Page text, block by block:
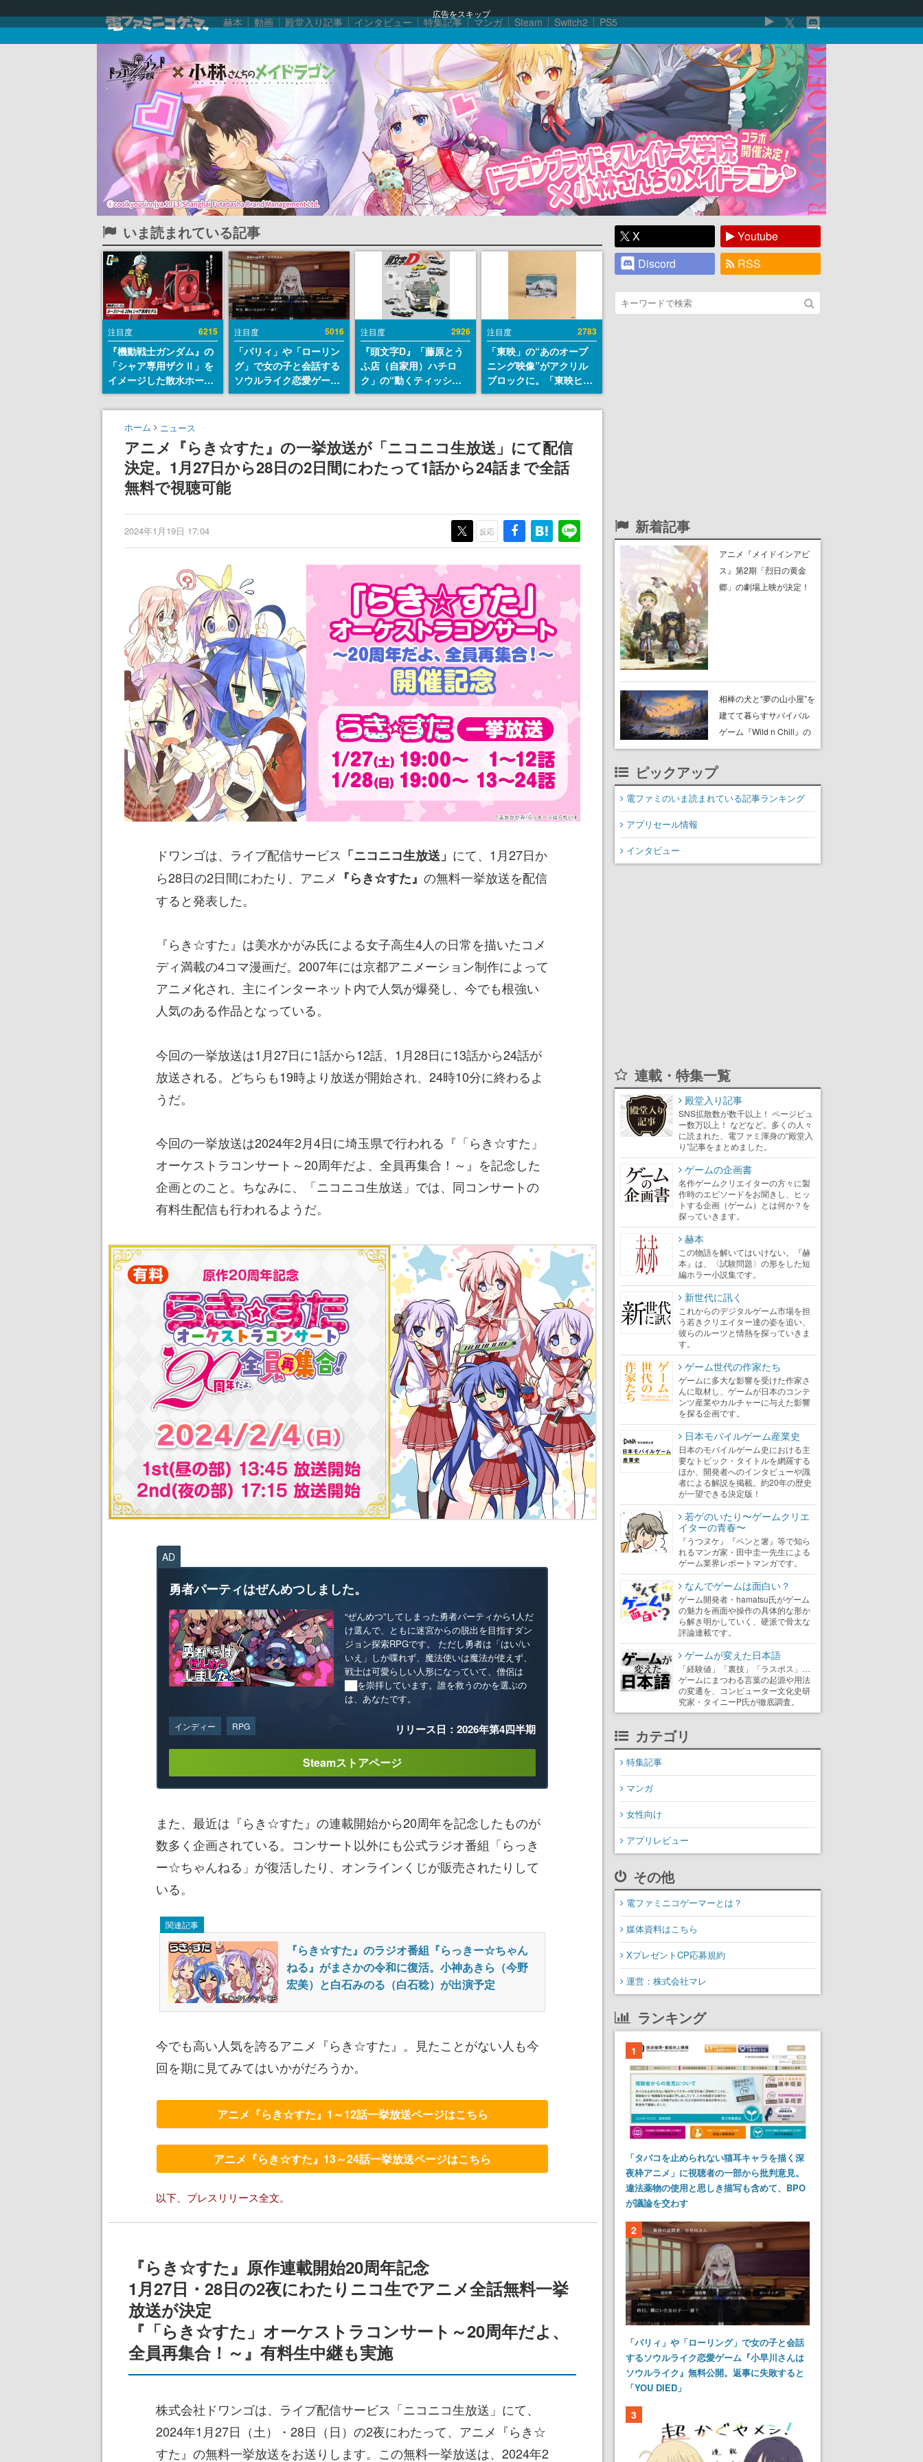
広告をスキップ
赫本 動画 殿堂入り記事 インタビュー 特集記事 マンガ Steam Switch2 PS5
いま読まれている記事
注目度 6215
『機動戦士ガンダム』の
「シャア専用ザクⅡ」を
イメージした散水ホース
リールが予約開始。本体
にはシャアのパーソナル
マークやジオン公国軍の
エンブレム、型式番号な
どを配置
注目度 5016
「パリィ」や「ローリン
グ」で女の子と会話する
ソウルライク恋愛ゲーム
『小早川さんはソウルラ
イク』無料公開。返事に
DIED」
注目度 2926
『頭文字D』「藤原とう
ふ店（自家用）ハチロ
ク」の“動くティッシュ
ケース”が買えるポップ
アップショップが開催
群馬の「イオンモール高
崎」にて、8月11日から8
月20日までの期間限定で
注目度 2783
「東映」の“あのオープ
ニング映像”がアクリル
ブロックに。「東映ヒス
トリカル グッズコレクシ
ョン」が8月下旬より発
ホーム ニュース
アニメ『らき☆すた』の一挙放送が「ニコニコ生放送」にて配信
決定。1月27日から28日の2日間にわたって1話から24話まで全話
無料で視聴可能
2024年1月19日 17:04 反応
ドワンゴは、ライブ配信サービス 「ニコニコ生放送」 にて、1月27日か
ら28日の2日間にわたり、アニメ 『らき☆すた』 の無料一挙放送を配信
すると発表した。
『らき☆すた』は美水かがみ氏による女子高生4人の日常を描いたコメ
ディ満載の4コマ漫画だ。2007年には京都アニメーション制作によって
アニメ化され、主にインターネット内で人気が爆発し、今でも根強い
人気のある作品となっている。
今回の一挙放送は1月27日に1話から12話、1月28日に13話から24話が
放送される。どちらも19時より放送が開始され、24時10分に終わるよ
うだ。
今回の一挙放送は2024年2月4日に埼玉県で行われる『「らき☆すた」
オーケストラコンサート～20周年だよ、全員再集合！～』を記念した
企画とのこと。ちなみに、「ニコニコ生放送」では、同コンサートの
有料生配信も行われるようだ。
AD
勇者パーティはぜんめつしました。
“ぜんめつ”してしまった勇者パーティから1人だ
け選んで、ともに迷宮からの脱出を目指すダン
ジョン探索RPGです。 ただし勇者は「はい/い
いえ」しか喋れず、魔法使いは魔法が使えず、
戦士は可愛らしい人形になっていて、僧侶は
██を崇拝しています。誰を救うのかを選ぶの
は、あなたです。
インディー RPG リリース日：2026年第4四半期
Steamストアページ
また、最近は『らき☆すた』の連載開始から20周年を記念したものが
数多く企画されている。コンサート以外にも公式ラジオ番組「らっき
ー☆ちゃんねる」が復活したり、オンラインくじが販売されたりして
いる。
関連記事
『らき☆すた』のラジオ番組『らっきー☆ちゃん
ねる』がまさかの令和に復活。小神あきら（今野
宏美）と白石みのる（白石稔）が出演予定
今でも高い人気を誇るアニメ『らき☆すた』。見たことがない人も今
回を期に見てみてはいかがだろうか。
アニメ『らき☆すた』1～12話一挙放送ページはこちら
アニメ『らき☆すた』13～24話一挙放送ページはこちら
以下、プレスリリース全文。
『らき☆すた』原作連載開始20周年記念
1月27日・28日の2夜にわたりニコ生でアニメ全話無料一挙
放送が決定
『「らき☆すた」オーケストラコンサート～20周年だよ、
全員再集合！～』有料生中継も実施
株式会社ドワンゴは、ライブ配信サービス「ニコニコ生放送」にて、
2024年1月27日（土）・28日（日）の2夜にわたって、アニメ『らき☆
すた』の無料一挙放送をお送りします。この無料一挙放送は、2024年2
X
Youtube
Discord
RSS
新着記事
アニメ『メイドインアビ
ス』第2期「烈日の黄金
郷」の劇場上映が決定！
相棒の犬と“夢の山小屋”を
建てて暮らすサバイバル
ゲーム『Wild n Chill』の
体験版がSteamで配信
ピックアップ
電ファミのいま読まれている記事ランキング
アプリセール情報
インタビュー
連載・特集一覧
殿堂入り記事
SNS拡散数が数千以上！ ページビュ
ー数万以上！ などなど。多くの人々
に読まれた、電ファミ渾身の“殿堂入
り”記事をまとめました。
ゲームの企画書
名作ゲームクリエイターの方々に製
作時のエピソードをお聞きし、ヒッ
トする企画（ゲーム）とは何か？を
探っていきます。
赫本
この物語を解いてはいけない。『赫
本』は、〈試験問題〉の形をした短
編ホラー小説集です。
新世代に訊く
これからのデジタルゲーム市場を担
う若きクリエイター達の姿を追い、
彼らのルーツと情熱を探っていきま
す。
ゲーム世代の作家たち
ゲームに多大な影響を受けた作家さ
んに取材し、ゲームが日本のコンテ
ンツ産業やカルチャーに与えた影響
を探る企画です。
日本モバイルゲーム産業史
日本のモバイルゲーム史における主
要なトピック・タイトルを網羅する
ほか、開発者へのインタビューや識
者による解説を掲載。約20年の歴史
が一望できる決定版！
若ゲのいたり〜ゲームクリエ
イターの青春〜
『うつヌケ』『ペンと箸』等で知ら
れるマンガ家・田中圭一先生による
ゲーム業界レポートマンガです。
なんでゲームは面白い？
ゲーム開発者・hamatsu氏がゲーム
の魅力を画面や操作の具体的な形か
ら解き明かしていく、硬派で骨太な
評論連載です。
ゲームが変えた日本語
「経験値」「裏技」「ラスボス」…
ゲームにまつわる言葉の起源や用法
の変遷を、コンピューター文化史研
究家・タイニーP氏が徹底調査。
カテゴリ
特集記事
マンガ
女性向け
アプリレビュー
その他
電ファミニコゲーマーとは？
媒体資料はこちら
XプレゼントCP応募規約
運営：株式会社マレ
ランキング
1
「タバコを止められない猫耳キャラを描く深
夜枠アニメ」に視聴者の一部から批判意見。
違法薬物の使用と思しき描写も含めて、BPO
が議論を交わす
2
「パリィ」や「ローリング」で女の子と会話
するソウルライク恋愛ゲーム『小早川さんは
ソウルライク』無料公開。返事に失敗すると
「YOU DIED」
3